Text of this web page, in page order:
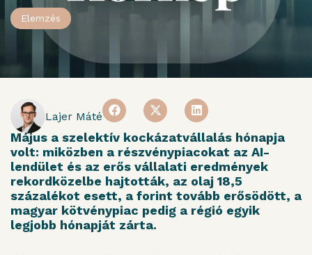
Elemzés
Lajer Máté
Május a szelektív kockázatvállalás hónapja
volt: miközben a részvénypiacokat az AI-
lendület és az erős vállalati eredmények
rekordközelbe hajtották, az olaj 18,5
százalékot esett, a forint tovább erősödött, a
magyar kötvénypiac pedig a régió egyik
legjobb hónapját zárta.